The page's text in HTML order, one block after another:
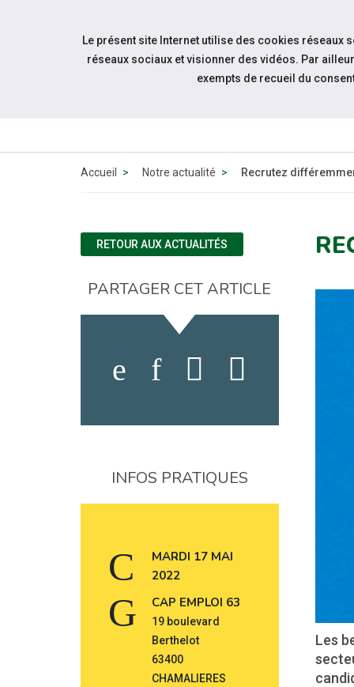
Aller au contenu
QUI
Accueil Notre actualité Recrutez
Les
RETOUR AUX ACTUALITÉS
PARTAGER CET ARTICLE
INFOS PRATIQUES
MARDI 17 MAI
2022
CAP EMPLOI 63
19 boulevard
Berthelot
63400
CHAMALIERES
Le présent site Internet utilise des cookies réseaux
réseaux sociaux et visionner des vidéos. Par
exempts de recueil du